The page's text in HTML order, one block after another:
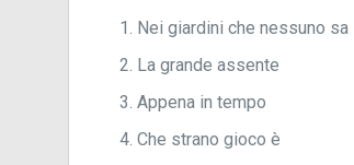
Nei giardini che nessuno sa
La grande assente
Appena in tempo
Che strano gioco è